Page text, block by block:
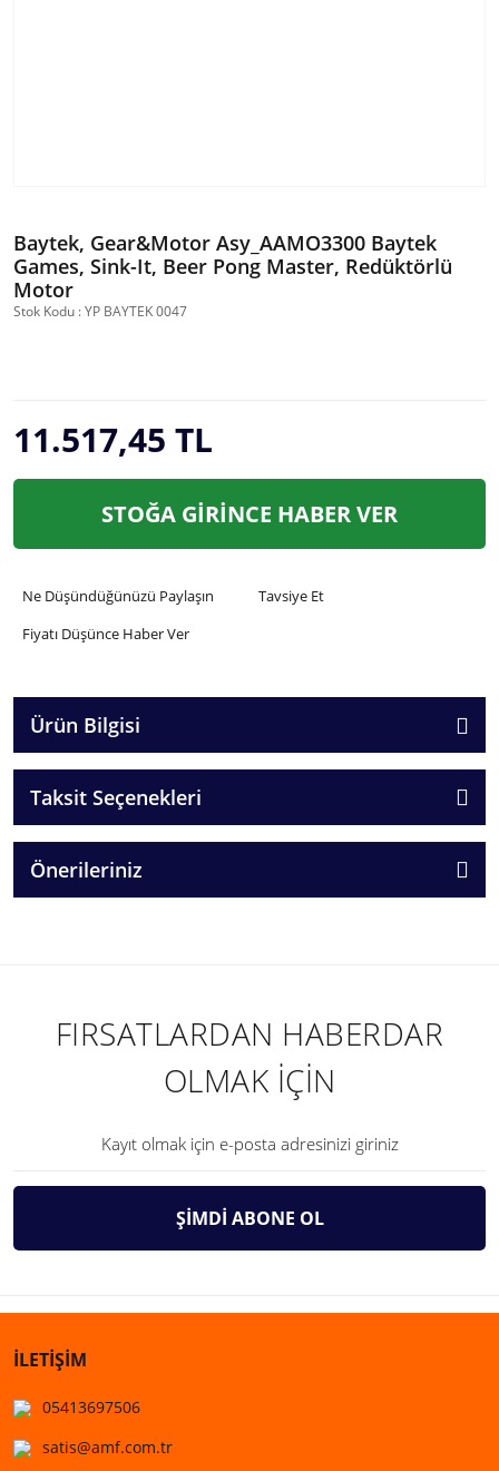
Baytek, Gear&Motor Asy_AAMO3300 Baytek
Games, Sink-It, Beer Pong Master, Redüktörlü
Motor
Stok Kodu : YP BAYTEK 0047
11.517,45 TL
STOĞA GİRİNCE HABER VER
Ne Düşündüğünüzü Paylaşın
Tavsiye Et
Fiyatı Düşünce Haber Ver
Ürün Bilgisi
Taksit Seçenekleri
Önerileriniz
FIRSATLARDAN HABERDAR
OLMAK İÇİN
ŞİMDİ ABONE OL
İLETİŞİM
05413697506
satis@amf.com.tr